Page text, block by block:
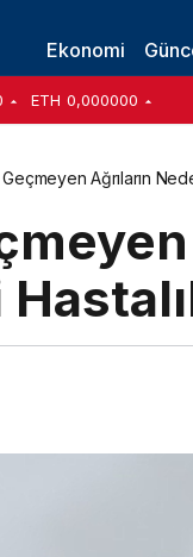
Ekonomi
ETH 0,000000
Ağrıların